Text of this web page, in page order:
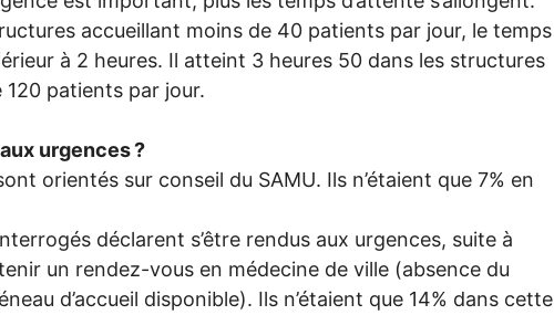
accueillant moins de 40 patients par jour, le temps
à 2 heures. Il atteint 3 heures 50 dans les structures
120 patients par jour.
urgences?
orientés sur conseil du SAMU. Ils n’étaient que 7% en
déclarent s’être rendus aux urgences, suite à
un rendez-vous en médecine de ville (absence du
d’accueil disponible). Ils n’étaient que 14% dans cette